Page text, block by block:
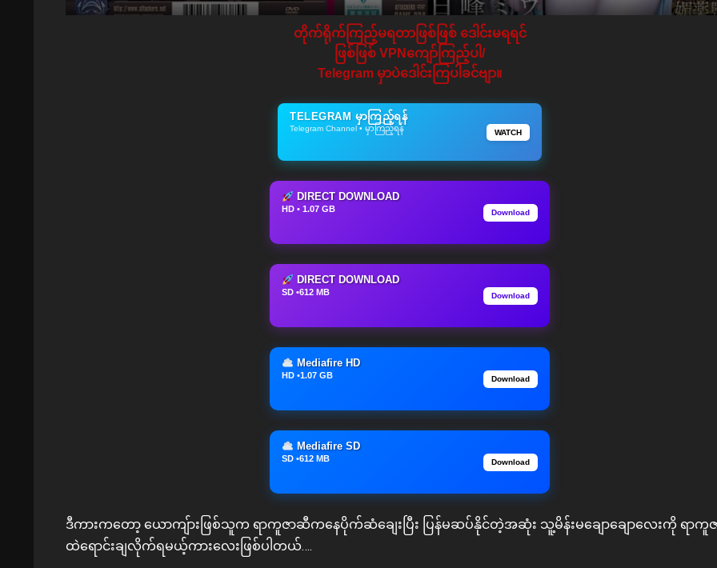
တိုက်ရိုက်ကြည့်မရတာဖြစ်ဖြစ် ဒေါင်းမရရင်
ဖြစ်ဖြစ် VPNကျော်ကြည့်ပါ/
Telegram မှာပဲဒေါင်းကြပါခင်ဗျာ။
TELEGRAM မှာကြည့်ရန်
Telegram Channel • မှာကြည့်ရန် WATCH
DIRECT DOWNLOAD
HD • 1.07 GB Download
DIRECT DOWNLOAD
SD •612 MB Download
Mediafire HD
HD •1.07 GB Download
Mediafire SD
SD •612 MB Download
ဒီကားကတော့ ယောကျ်ားဖြစ်သူက ရာကူဇာဆီကနေပိုက်ဆံချေးပြီး ပြန်မဆပ်နိုင်တဲ့အဆုံး သူ့မိန်းမချောချောလေးကို ရာ
ထဲရောင်းချလိုက်ရမယ့်ကားလေးဖြစ်ပါတယ်….